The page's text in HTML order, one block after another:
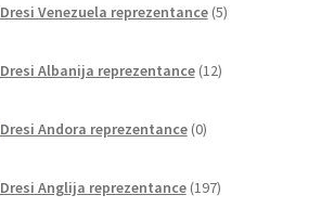
Dresi Venezuela reprezentance 5izdelkov
Dresi Albanija reprezentance 12izdelkov
Dresi Andora reprezentance 0izdelkov
Dresi Anglija reprezentance 197izdelkov